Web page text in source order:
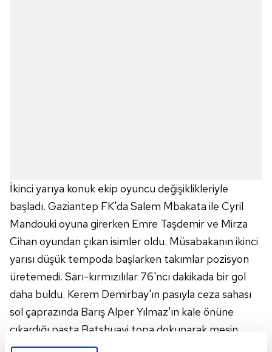
İkinci yarıya konuk ekip oyuncu değişiklikleriyle
başladı. Gaziantep FK'da Salem Mbakata ile Cyril
Mandouki oyuna girerken Emre Taşdemir ve Mirza
Cihan oyundan çıkan isimler oldu. Müsabakanın ikinci
yarısı düşük tempoda başlarken takımlar pozisyon
üretemedi. Sarı-kırmızılılar 76'ncı dakikada bir gol
daha buldu. Kerem Demirbay'ın pasıyla ceza sahası
sol çaprazında Barış Alper Yılmaz'ın kale önüne
çıkardığı pasta Batshuayi topa dokunarak meşin
yuvarlağı ağlarla buluşturdu: 3-0. Gaziantep FK,